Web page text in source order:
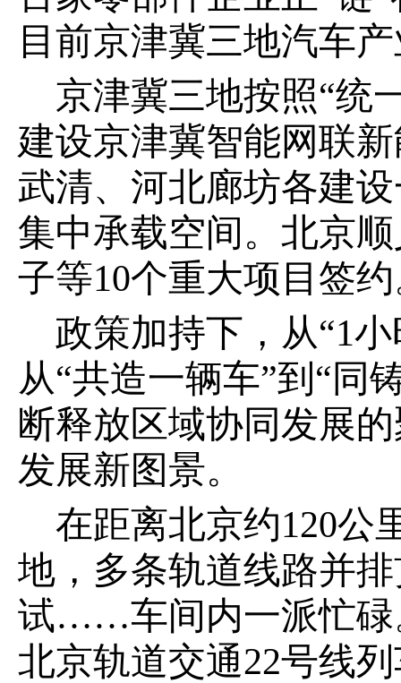
目前京津冀三地汽车
京津冀三地按照“统
建设京津冀智能网联
武清、河北廊坊各建
集中承载空间。北京
子等10个重大项目签
政策加持下，从“1
从“共造一辆车”到“同
断释放区域协同发展
发展新图景。
在距离北京约120公
地，多条轨道线路并
试……车间内一派忙碌
北京轨道交通22号线